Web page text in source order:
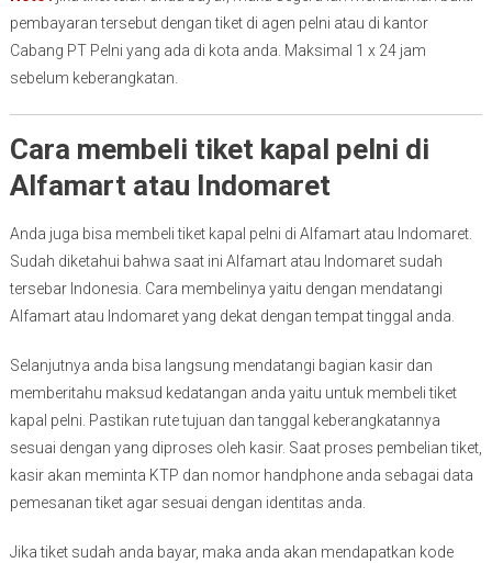
pembayaran tersebut dengan tiket di agen pelni atau di kantor
Cabang PT Pelni yang ada di kota anda. Maksimal 1 x 24 jam
sebelum keberangkatan.
Cara membeli tiket kapal pelni di
Alfamart atau Indomaret
Anda juga bisa membeli tiket kapal pelni di Alfamart atau Indomaret.
Sudah diketahui bahwa saat ini Alfamart atau Indomaret sudah
tersebar Indonesia. Cara membelinya yaitu dengan mendatangi
Alfamart atau Indomaret yang dekat dengan tempat tinggal anda.
Selanjutnya anda bisa langsung mendatangi bagian kasir dan
memberitahu maksud kedatangan anda yaitu untuk membeli tiket
kapal pelni. Pastikan rute tujuan dan tanggal keberangkatannya
sesuai dengan yang diproses oleh kasir. Saat proses pembelian tiket,
kasir akan meminta KTP dan nomor handphone anda sebagai data
pemesanan tiket agar sesuai dengan identitas anda.
Jika tiket sudah anda bayar, maka anda akan mendapatkan kode